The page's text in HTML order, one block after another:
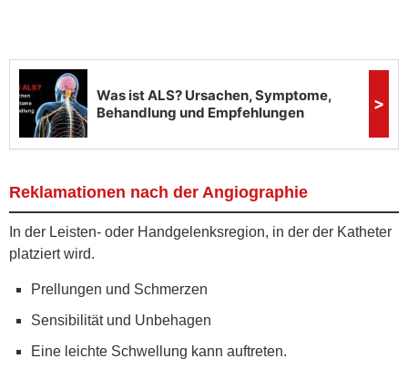
Reklamationen nach der Angiographie
In der Leisten- oder Handgelenksregion, in der der Katheter
platziert wird.
Prellungen und Schmerzen
Sensibilität und Unbehagen
Eine leichte Schwellung kann auftreten.